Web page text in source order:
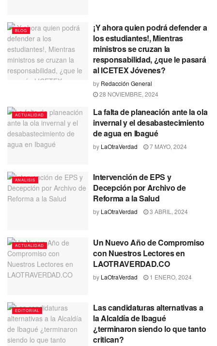
BLOG
¡Y ahora quien podrá defender a
los estudiantes!, Mientras
ministros se cruzan la
responsabilidad, ¿que le pasará
al ICETEX Jóvenes?
by Redacción General
28 NOVIEMBRE, 2024
ACTUALIDAD
La falta de planeación ante la ola
invernal y el desabastecimiento
de agua en Ibagué
by LaOtraVerdad 7 MAYO, 2024
ANALISIS
Intervención de EPS y
Decepción por Archivo de
Reforma a la Salud
by LaOtraVerdad 3 ABRIL, 2024
ACTUALIDAD
Un Nuevo Año de Compromiso
con Nuestros Lectores en
LAOTRAVERDAD.CO
by LaOtraVerdad 1 ENERO, 2024
EDITORIAL
Las candidaturas alternativas a
la Alcaldía de Ibagué
¿terminaron siendo lo que tanto
critican?